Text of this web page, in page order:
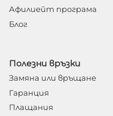
Афилиейт програма
Блог
Полезни връзки
Замяна или връщане
Гаранция
Плащания